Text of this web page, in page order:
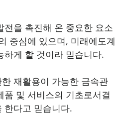
전을 촉진해 온 중요한 요소
중심에 있으며, 미래에도계
하게 할 것이라 믿습니다.
재활용이 가능한 금속관
품 및 서비스의 기초로서결
한다고 믿습니다.